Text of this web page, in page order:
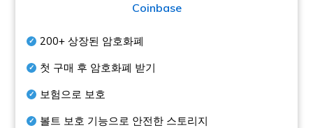
Coinbase
200+ 상장된 암호화폐
첫 구매 후 암호화폐 받기
보험으로 보호
볼트 보호 기능으로 안전한 스토리지